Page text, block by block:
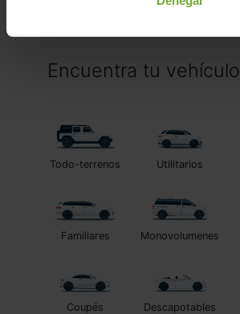
Encuentra tu vehículo
Todo-terrenos Utilitarios
Familiares Monovolumenes
Coupés Descapotables